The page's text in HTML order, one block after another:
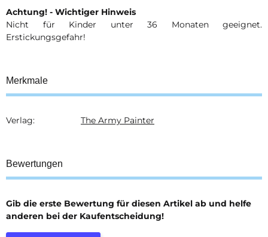
Achtung! - Wichtiger Hinweis
Nicht für Kinder unter 36 Monaten geeignet.
Erstickungsgefahr!
Merkmale
Produkteigenschaft
Wert
Verlag: The Army Painter
Bewertungen
Gib die erste Bewertung für diesen Artikel ab und helfe
anderen bei der Kaufentscheidung!